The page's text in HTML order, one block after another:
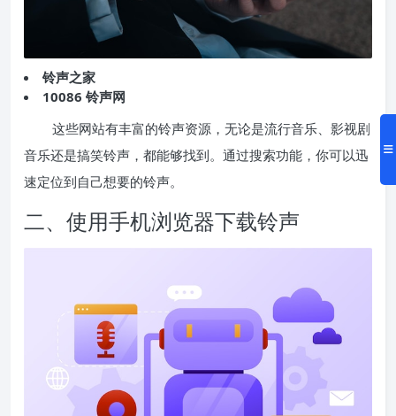
铃声之家
10086 铃声网
这些网站有丰富的铃声资源，无论是流行音乐、影视剧
音乐还是搞笑铃声，都能够找到。通过搜索功能，你可以迅
速定位到自己想要的铃声。
二、使用手机浏览器下载铃声